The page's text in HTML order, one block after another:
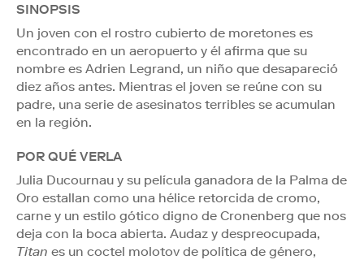
SINOPSIS
Un joven con el rostro cubierto de moretones es
encontrado en un aeropuerto y él afirma que su
nombre es Adrien Legrand, un niño que desapareció
diez años antes. Mientras el joven se reúne con su
padre, una serie de asesinatos terribles se acumulan
en la región.
POR QUÉ VERLA
Julia Ducournau y su película ganadora de la Palma de
Oro estallan como una hélice retorcida de cromo,
carne y un estilo gótico digno de Cronenberg que nos
deja con la boca abierta. Audaz y despreocupada,
Titan es un coctel molotov de política de género,